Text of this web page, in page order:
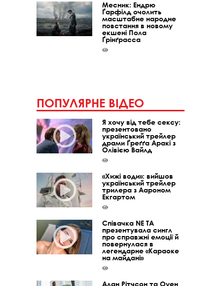
Месник: Ендрю
Ґарфілд очолить
масштабне народне
повстання в новому
екшені Пола
Ґрінґрасса
ПОПУЛЯРНЕ ВІДЕО
Я хочу від тебе сексу:
презентовано
український трейлер
драми Ґреґґа Аракі з
Олівією Вайлд
«Хижі води»: вийшов
український трейлер
трилера з Аароном
Екгартом
Співачка NE TA
презентувала сингл
про справжні емоції й
повернулася в
легендарне «Караоке
на майдані»
Алан Рітчсон та Оуен